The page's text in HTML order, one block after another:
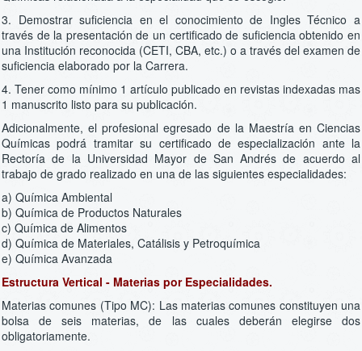
3. Demostrar suficiencia en el conocimiento de Ingles Técnico a
través de la presentación de un certificado de suficiencia obtenido en
una Institución reconocida (CETI, CBA, etc.) o a través del examen de
suficiencia elaborado por la Carrera.
4. Tener como mínimo 1 artículo publicado en revistas indexadas mas
1 manuscrito listo para su publicación.
Adicionalmente, el profesional egresado de la Maestría en Ciencias
Químicas podrá tramitar su certificado de especialización ante la
Rectoría de la Universidad Mayor de San Andrés de acuerdo al
trabajo de grado realizado en una de las siguientes especialidades:
a) Química Ambiental
b) Química de Productos Naturales
c) Química de Alimentos
d) Química de Materiales, Catálisis y Petroquímica
e) Química Avanzada
Estructura Vertical - Materias por Especialidades.
Materias comunes (Tipo MC): Las materias comunes constituyen una
bolsa de seis materias, de las cuales deberán elegirse dos
obligatoriamente.